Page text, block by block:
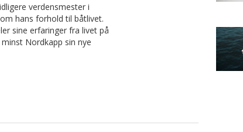
verdensmester i
hans forhold til båtlivet.
sine erfaringer fra livet på
Nordkapp sin nye